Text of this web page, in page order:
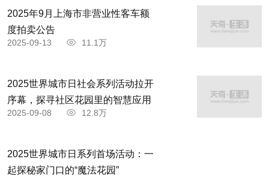
2025年9月上海市非营业性客车额
度拍卖公告
2025-09-13 11.1万
2025世界城市日社会系列活动拉开
序幕，探寻社区花园里的智慧应用
2025-09-08 12.8万
2025世界城市日系列首场活动：一
起探秘家门口的“魔法花园”